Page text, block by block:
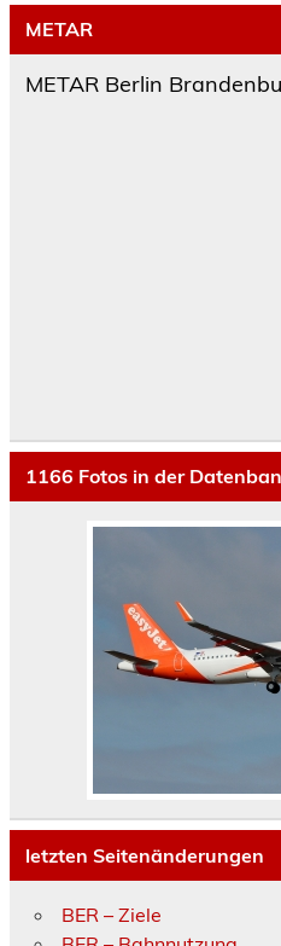
METAR
METAR Berlin
1166 Fotos in der
letzten Seitenänderungen
BER – Ziele